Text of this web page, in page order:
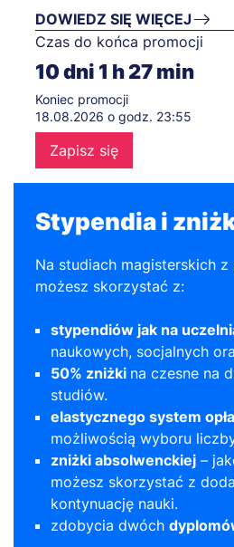
DOWIEDZ SIĘ WIĘCEJ
Czas do końca promocji
10dni 1 h27min
Koniec promocji
18.08.2026 o godz. 23:55
Zapisz się
Stypendia i
Na studiach magisterskich
możesz skorzystać z:
stypendiów jak na
naukowych, socjalnych
50% zniżki na czesne na
studiów.
elastycznego system
możliwością wyboru
zniżki absolwenckiej –
możesz skorzystać z
kontynuację nauki.
zdobycia dwóch